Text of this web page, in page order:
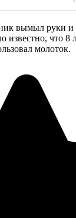
вымыл руки
известно, что 8
молоток.